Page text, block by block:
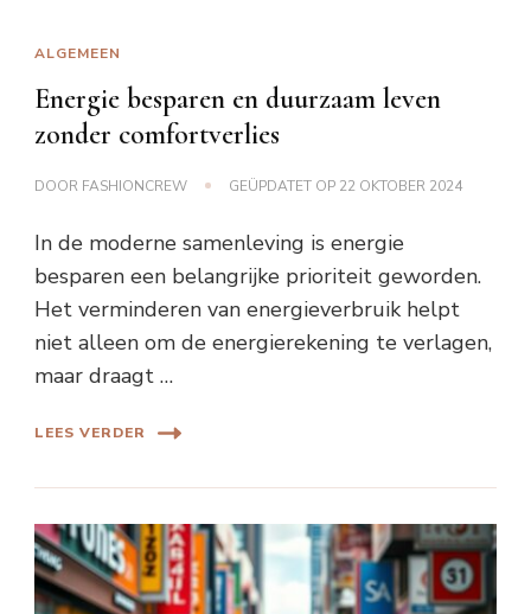
ALGEMEEN
Energie besparen en duurzaam leven
zonder comfortverlies
DOOR FASHIONCREW GEÜPDATET OP 22 OKTOBER 2024
In de moderne samenleving is energie
besparen een belangrijke prioriteit geworden.
Het verminderen van energieverbruik helpt
niet alleen om de energierekening te verlagen,
maar draagt …
LEES VERDER